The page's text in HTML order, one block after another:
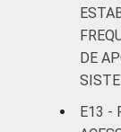
DE
E13 -